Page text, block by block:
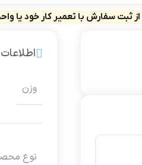
سفارش با تعمیر کار خود یا
وزن
نوع